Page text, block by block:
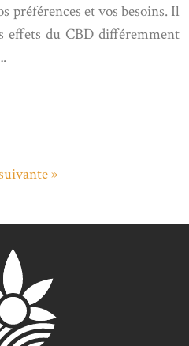
préférences et vos besoins. Il
effets du CBD différemment
»